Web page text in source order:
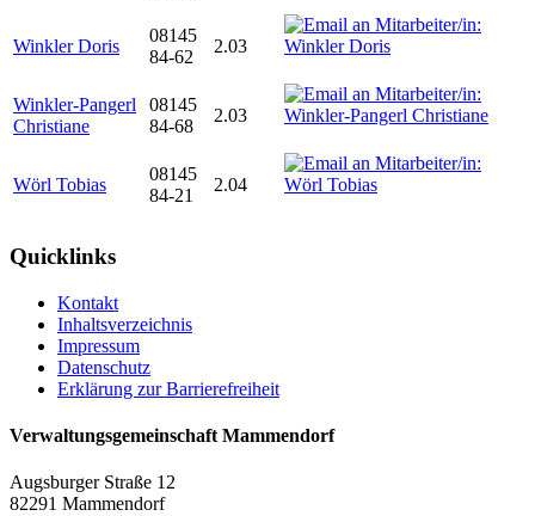
Winkler Doris
08145
84-62
2.03
Winkler-Pangerl
Christiane
08145
84-68
2.03
Wörl Tobias
08145
84-21
2.04
Quicklinks
Kontakt
Inhaltsverzeichnis
Impressum
Datenschutz
Erklärung zur Barrierefreiheit
Verwaltungsgemeinschaft Mammendorf
Augsburger Straße 12
82291 Mammendorf